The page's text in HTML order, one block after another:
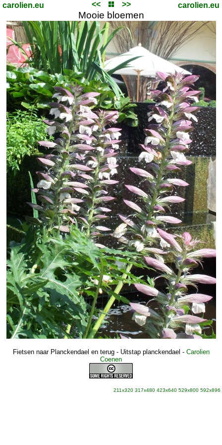
carolien.eu << >> carolien.eu
Mooie bloemen
Fietsen naar Planckendael en terug - Uitstap planckendael - Carolien
Coenen
211x320 317x480 423x640 529x800 592x896